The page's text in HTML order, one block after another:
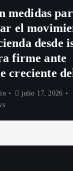
medidas
el
desde
firme ante
creciente
julio 17, 2026